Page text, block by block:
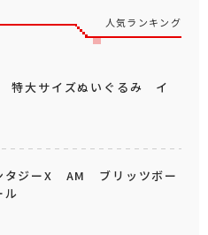
人気ランキング
特大サイズぬいぐるみ イ
タジーX AM ブリッツボー
ル